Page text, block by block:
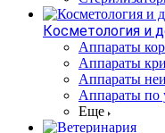
Косметология и
Аппараты
Аппараты
Аппараты
Аппараты по
Еще